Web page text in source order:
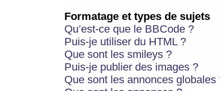
Formatage et types de sujets
Qu’est-ce que le BBCode ?
Puis-je utiliser du HTML ?
Que sont les smileys ?
Puis-je publier des images ?
Que sont les annonces globales